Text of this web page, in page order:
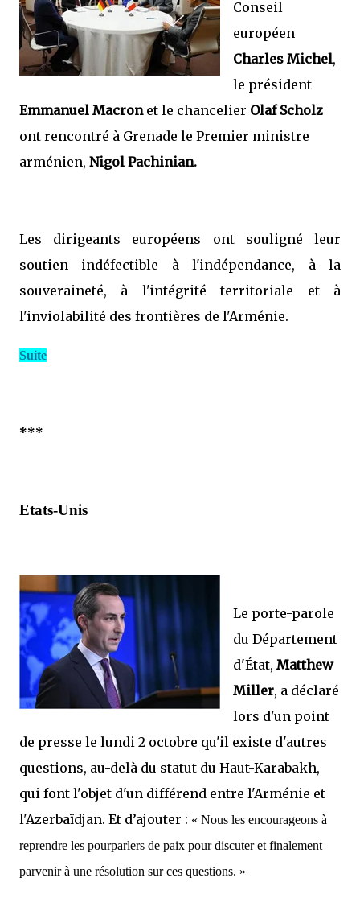
Conseil
européen
Charles Michel,
le président
Emmanuel Macronet le chancelier Olaf Scholz
ont rencontré à Grenade le Premier ministre
arménien, Nigol Pachinian.
Les dirigeants européens ont souligné leur
soutien indéfectible à l'indépendance, à la
souveraineté, à l'intégrité territoriale et à
l'inviolabilité des frontières de l'Arménie.
Suite
***
Etats-Unis
Le porte-parole
du Département
d'État, Matthew
Miller, a déclaré
lors d'un point
de presse le lundi 2 octobre qu'il existe d'autres
questions, au-delà du statut du Haut-Karabakh,
qui font l'objet d'un différend entre l'Arménie et
l'Azerbaïdjan. Et d’ajouter : « Nous les encourageons à
reprendre les pourparlers de paix pour discuter et finalement
parvenir à une résolution sur ces questions. »